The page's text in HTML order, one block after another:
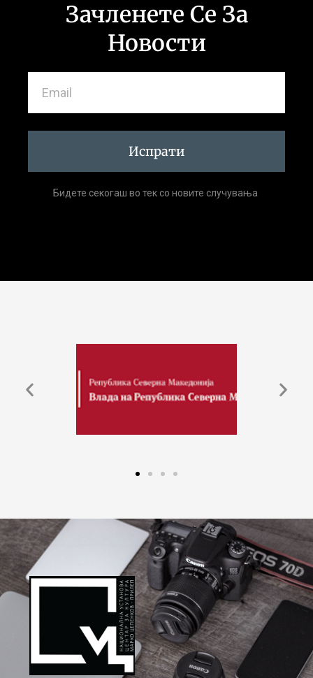
Зачленете Се За
Новости
Испрати
Бидете секогаш во тек со новите случувања